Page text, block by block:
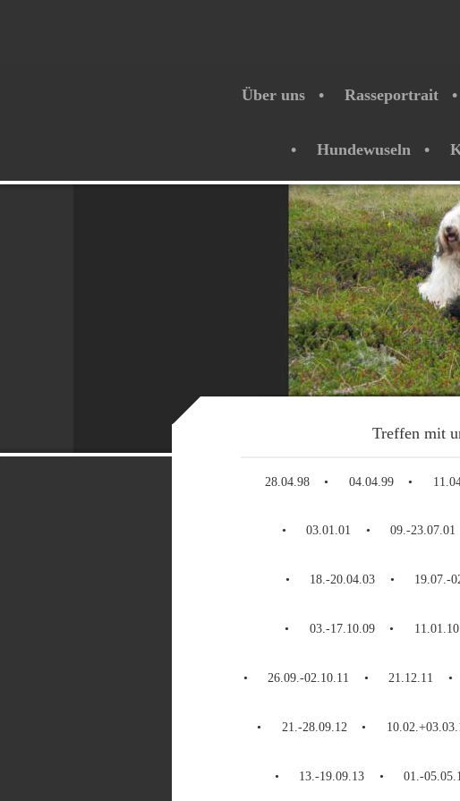
Über uns Rasseportrait
Hundewuseln
Treffen mit
28.04.98 04.04.99
03.01.01 09.-23.07.01
18.-20.04.03 19.07.-
03.-17.10.09 11.01.10
26.09.-02.10.11 21.12.11
21.-28.09.12
13.-19.09.13 01.-